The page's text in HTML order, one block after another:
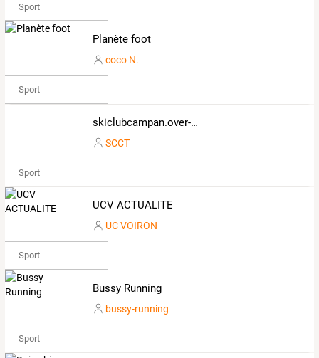
Sport
Planète foot
coco N.
Sport
skiclubcampan.over-blog.com
SCCT
Sport
UCV ACTUALITE
UC VOIRON
Sport
Bussy Running
bussy-running
Sport